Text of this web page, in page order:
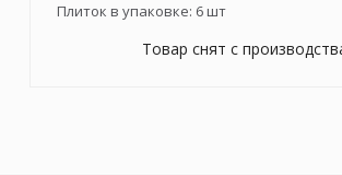
Плиток в упаковке: 6шт
Товар снят с